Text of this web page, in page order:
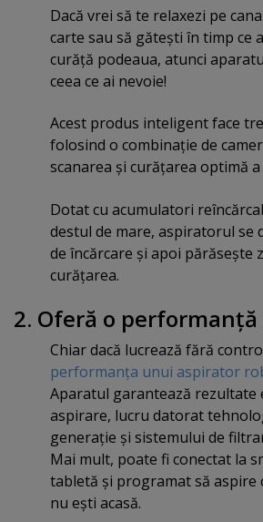
Dacă vrei să te relaxezi pe
carte sau să găteşti în timp
curăţă podeaua, atunci
ceea ce ai nevoie!
Acest produs inteligent face
folosind o combinaţie de
scanarea şi curăţarea optimă a
Dotat cu acumulatori
destul de mare, aspiratorul se
de încărcare şi apoi părăseşte
curăţarea.
2. Oferă o
Chiar dacă lucrează fără
performanţa unui aspirator
Aparatul garantează rezultate
aspirare, lucru datorat
generaţie şi sistemului de
Mai mult, poate fi conectat la
tabletă şi programat să aspire
nu eşti acasă.